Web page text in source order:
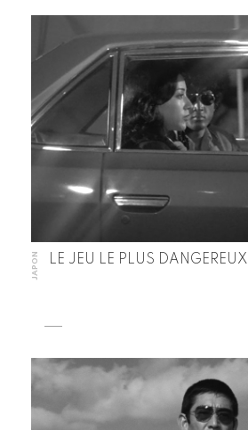
JAPON LE JEU LE PLUS DANGEREUX